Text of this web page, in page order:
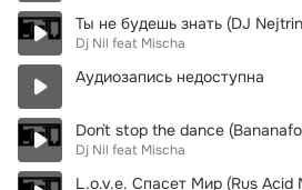
Dj Nil feat Mischa
Аудиозапись недоступна
Don`t stop the dance
Dj Nil feat Mischa
L.o.v.e. Спасет Мир (Rus Acid